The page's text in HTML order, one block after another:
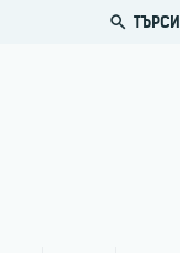
search ТЪРСИ